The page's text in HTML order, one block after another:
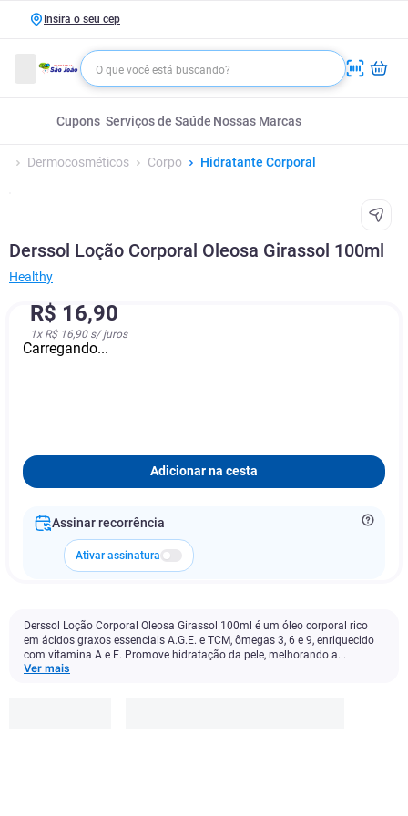
Insira o seu cep
Cupons Serviços de Saúde Nossas Marcas
Dermocosméticos Corpo Hidratante Corporal
Derssol Loção Corporal Oleosa Girassol 100ml
Healthy
R$ 16,90
1x R$ 16,90s/ juros
Carregando...
Adicionar na cesta
Assinar recorrência
Ativar assinatura
Derssol Loção Corporal Oleosa Girassol 100ml é um óleo corporal rico
em ácidos graxos essenciais A.G.E. e TCM, ômegas 3, 6 e 9, enriquecido
com vitamina A e E. Promove hidratação da pele, melhorando a...
Ver mais